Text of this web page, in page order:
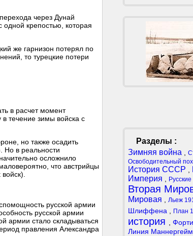
через Дунай
одной крепостью, которая
же гарнизон потерял по
то турецкие потери
в расчет момент
в течение зимы войска с
но также осадить
Но в реальности
осложнило
что австрийцы
русской армии
русской армии
армии стало складываться
правления Александра
Разделы :
Зимняя война
Освободительный
История СССР
Империя
Вторая
Мировая
Льеж
Шлиффена
План
история
Линия